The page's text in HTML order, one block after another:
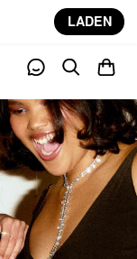
LADEN